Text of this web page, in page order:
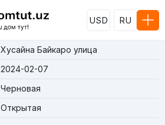
USD RU
Хусайна Байкаро улица
2024-02-07
Черновая
Открытая